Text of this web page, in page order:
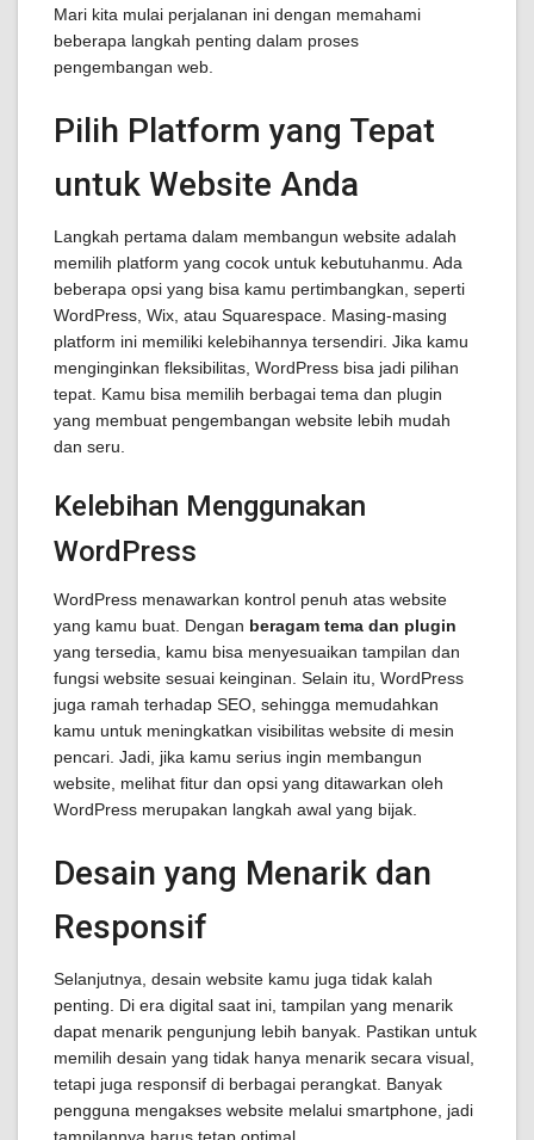
Mari kita mulai perjalanan ini dengan memahami
beberapa langkah penting dalam proses
pengembangan web.
Pilih Platform yang Tepat
untuk Website Anda
Langkah pertama dalam membangun website adalah
memilih platform yang cocok untuk kebutuhanmu. Ada
beberapa opsi yang bisa kamu pertimbangkan, seperti
WordPress, Wix, atau Squarespace. Masing-masing
platform ini memiliki kelebihannya tersendiri. Jika kamu
menginginkan fleksibilitas, WordPress bisa jadi pilihan
tepat. Kamu bisa memilih berbagai tema dan plugin
yang membuat pengembangan website lebih mudah
dan seru.
Kelebihan Menggunakan
WordPress
WordPress menawarkan kontrol penuh atas website
yang kamu buat. Dengan beragam tema dan plugin
yang tersedia, kamu bisa menyesuaikan tampilan dan
fungsi website sesuai keinginan. Selain itu, WordPress
juga ramah terhadap SEO, sehingga memudahkan
kamu untuk meningkatkan visibilitas website di mesin
pencari. Jadi, jika kamu serius ingin membangun
website, melihat fitur dan opsi yang ditawarkan oleh
WordPress merupakan langkah awal yang bijak.
Desain yang Menarik dan
Responsif
Selanjutnya, desain website kamu juga tidak kalah
penting. Di era digital saat ini, tampilan yang menarik
dapat menarik pengunjung lebih banyak. Pastikan untuk
memilih desain yang tidak hanya menarik secara visual,
tetapi juga responsif di berbagai perangkat. Banyak
pengguna mengakses website melalui smartphone, jadi